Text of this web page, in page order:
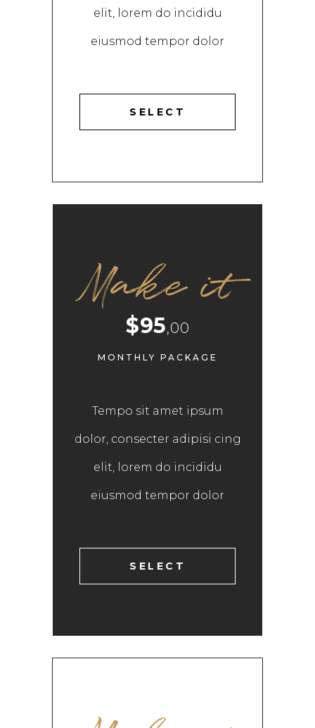
elit, lorem do incididu
eiusmod tempor dolor
SELECT
Make it
$95,00
MONTHLY PACKAGE
Tempo sit amet ipsum
dolor, consecter adipisi cing
elit, lorem do incididu
eiusmod tempor dolor
SELECT